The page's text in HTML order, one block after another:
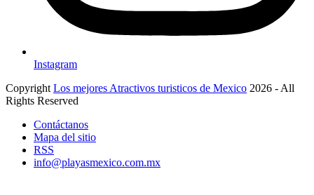
Instagram
Copyright Los mejores Atractivos turisticos de Mexico 2026 - All
Rights Reserved
Contáctanos
Mapa del sitio
RSS
info@playasmexico.com.mx